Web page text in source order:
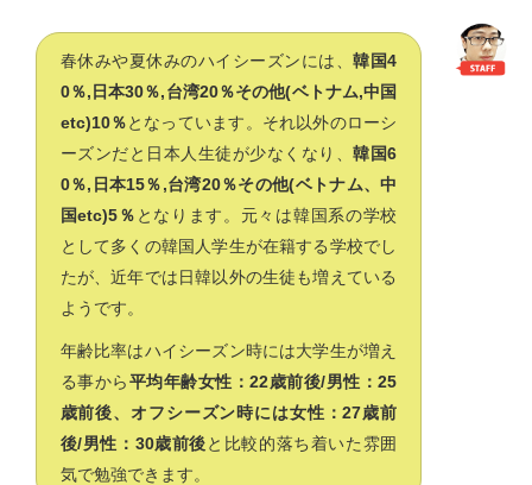
春休みや夏休みのハイシーズンには、韓国4
0％,日本30％,台湾20％その他(ベトナム,中国
etc)10％となっています。それ以外のローシ
ーズンだと日本人生徒が少なくなり、韓国6
0％,日本15％,台湾20％その他(ベトナム、中
国etc)5％ となります。元々は韓国系の学校
として多くの韓国人学生が在籍する学校でし
たが、近年では日韓以外の生徒も増えている
ようです。
年齢比率はハイシーズン時には大学生が増え
る事から平均年齢女性：22歳前後/男性：25
歳前後、オフシーズン時には女性：27歳前
後/男性：30歳前後と比較的落ち着いた雰囲
気で勉強できます。